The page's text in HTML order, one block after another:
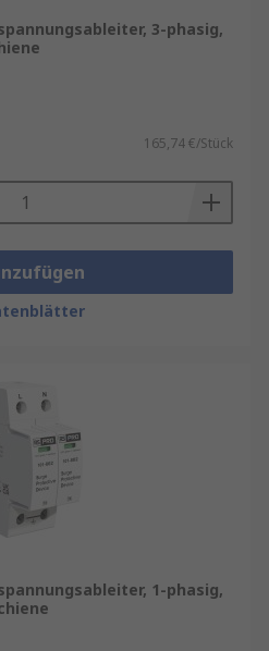
3-phasig,
165,74 €/Stück
1-phasig,